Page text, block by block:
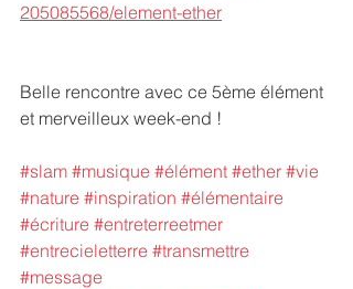
205085568/element-ether
Belle rencontre avec ce 5ème élément
et merveilleux week-end !
#slam #musique #élément #ether #vie
#nature #inspiration #élémentaire
#écriture #entreterreetmer
#entrecieletterre #transmettre
#message